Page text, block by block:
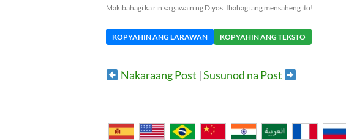
Makibahagi ka rin sa gawain ng Diyos. Ibahagi ang mensaheng ito!
KOPYAHIN ANG LARAWAN KOPYAHIN ANG TEKSTO
Nakaraang Post |Susunod na Post